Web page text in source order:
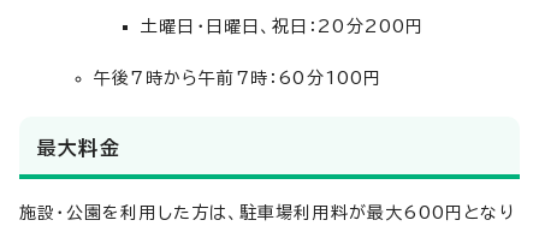
土曜日・日曜日、祝日：20分200円
午後7時から午前7時：60分100円
最大料金
施設・公園を利用した方は、駐車場利用料が最大600円となり